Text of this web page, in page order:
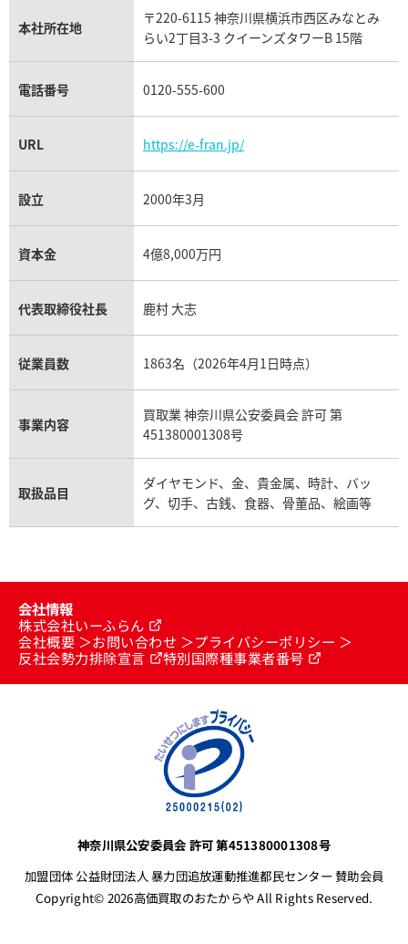
パネライ買取
チューダー（チュードル）買取
本社所在地
〒220-6115 神奈川県横浜市西区みなとみ
らい2丁目3-3 クイーンズタワーB 15階
電話番号 0120-555-600
URL https://e-fran.jp/
設立 2000年3月
資本金 4億8,000万円
代表取締役社長 鹿村 大志
従業員数 1863名（2026年4月1日時点）
事業内容
買取業 神奈川県公安委員会 許可 第
451380001308号
取扱品目
ダイヤモンド、金、貴金属、時計、バッ
グ、切手、古銭、食器、骨董品、絵画等
会社情報
株式会社いーふらん
会社概要
お問い合わせ
プライバシーポリシー
反社会勢力排除宣言
特別国際種事業者番号
神奈川県公安委員会 許可 第451380001308号
加盟団体 公益財団法人 暴力団追放運動推進都民センター 賛助会員
Copyright© 2026高価買取のおたからや All Rights Reserved.